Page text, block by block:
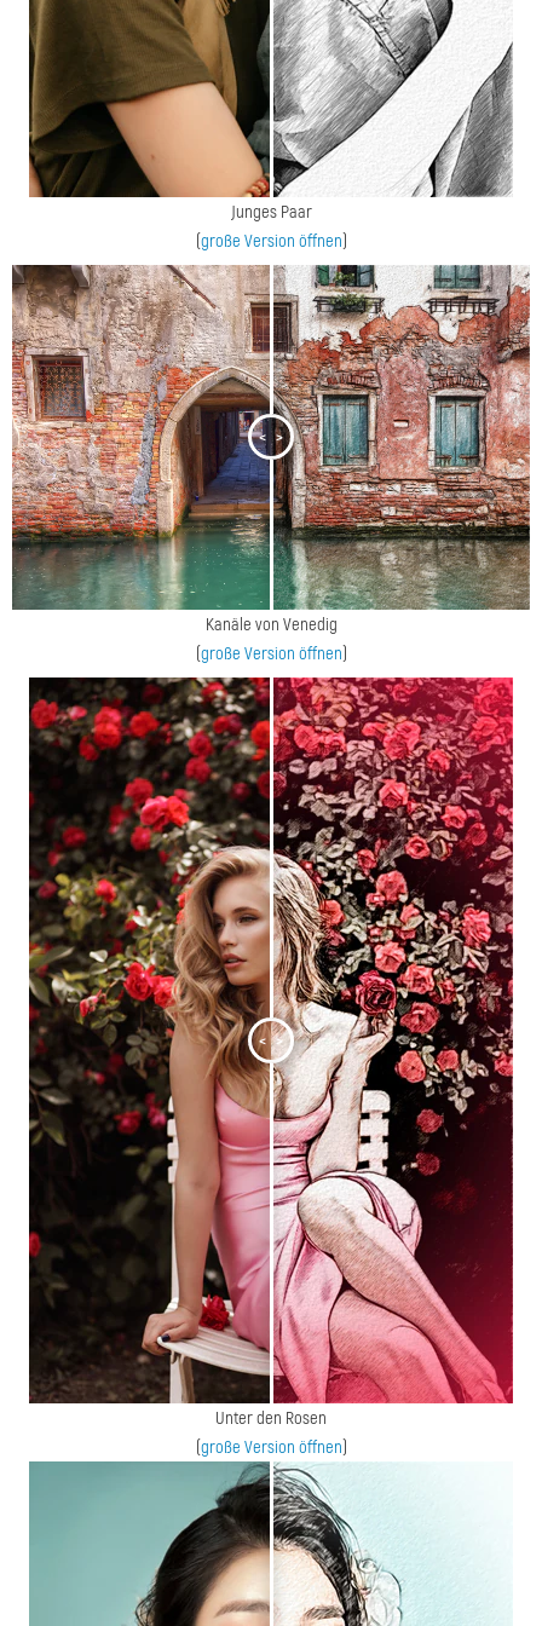
Junges Paar
(große Version öffnen)
< >
Kanäle von Venedig
(große Version öffnen)
< >
Unter den Rosen
(große Version öffnen)